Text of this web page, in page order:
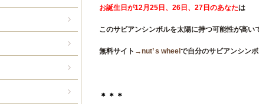
お誕生日が12 月25日、26日、27日のあなたは
このサビアンシンボルを太陽に持つ可能性が高い
無料サイト →nut’ s wheel で自分のサビアンシン
＊＊＊